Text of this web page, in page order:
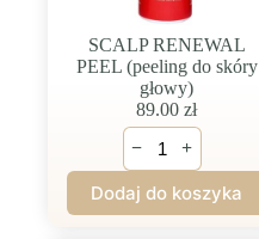
SCALP RENEWAL
PEEL (peeling do skóry
głowy)
89.00 zł
ilość
SCALP
RENEWAL
PEEL
(peeling
− +
Dodaj do koszyka